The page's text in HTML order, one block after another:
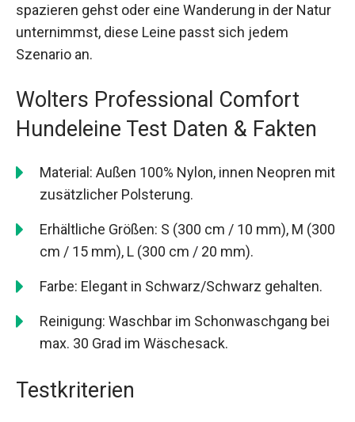
spazieren gehst oder eine Wanderung in der Natur
unternimmst, diese Leine passt sich jedem
Szenario an.
Wolters Professional Comfort
Hundeleine Test Daten & Fakten
Material: Außen 100% Nylon, innen Neopren mit
zusätzlicher Polsterung.
Erhältliche Größen: S (300 cm / 10 mm), M (300
cm / 15 mm), L (300 cm / 20 mm).
Farbe: Elegant in Schwarz/Schwarz gehalten.
Reinigung: Waschbar im Schonwaschgang bei
max. 30 Grad im Wäschesack.
Testkriterien